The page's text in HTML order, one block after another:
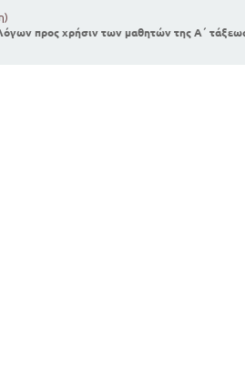
προς χρήσιν των μαθητών της Α΄